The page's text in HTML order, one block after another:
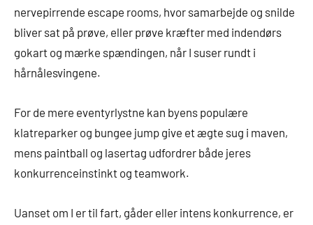
nervepirrende escape rooms, hvor samarbejde og snilde
bliver sat på prøve, eller prøve kræfter med indendørs
gokart og mærke spændingen, når I suser rundt i
hårnålesvingene.
For de mere eventyrlystne kan byens populære
klatreparker og bungee jump give et ægte sug i maven,
mens paintball og lasertag udfordrer både jeres
konkurrenceinstinkt og teamwork.
Uanset om I er til fart, gåder eller intens konkurrence, er